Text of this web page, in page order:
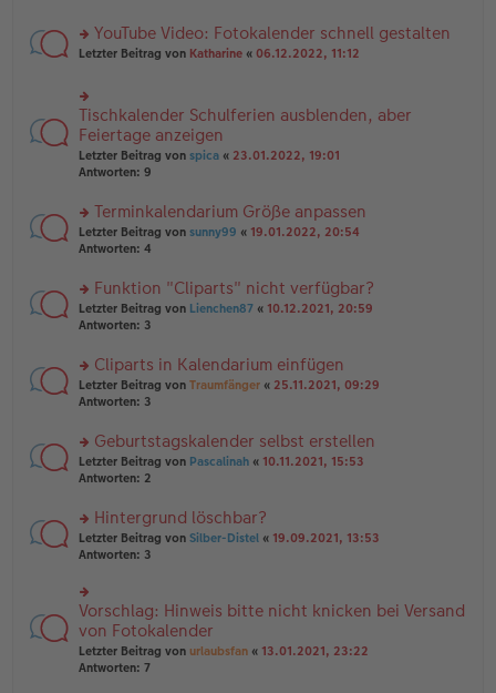
er
B
a
g
u
n
es
e
n
er
B
a
g
rs
u
n
g
el
es
er
B
ei
a
g
YouTube Video: Fotokalender schnell gestalten
Letzter Beitrag von Katharine « 06.12.2022, 11:12
rs
te
r
u
n
el
es
e
B
ei
tr
g
Tischkalender Schulferien ausblenden, aber
Feiertage anzeigen
Letzter Beitrag von spica « 23.01.2022, 19:01
Antworten: 9
rs
te
n
g
el
e
n
er
tr
a
g
Terminkalendarium Größe anpassen
Letzter Beitrag von sunny99 « 19.01.2022, 20:54
Antworten: 4
rs
te
n
g
el
e
n
er
tr
a
g
Funktion "Cliparts" nicht verfügbar?
Letzter Beitrag von Lienchen87 « 10.12.2021, 20:59
Antworten: 3
rs
te
n
g
el
e
n
er
tr
a
g
Cliparts in Kalendarium einfügen
Letzter Beitrag von Traumfänger « 25.11.2021, 09:29
Antworten: 3
rs
te
n
g
el
e
n
er
B
ei
tr
Geburtstagskalender selbst erstellen
Letzter Beitrag von Pascalinah « 10.11.2021, 15:53
Antworten: 2
rs
te
u
n
g
el
es
e
Hintergrund löschbar?
Letzter Beitrag von Silber-Distel « 19.09.2021, 13:53
Antworten: 3
rs
te
r
u
n
Vorschlag: Hinweis bitte nicht knicken bei Versand
von Fotokalender
Letzter Beitrag von urlaubsfan « 13.01.2021, 23:22
Antworten: 7